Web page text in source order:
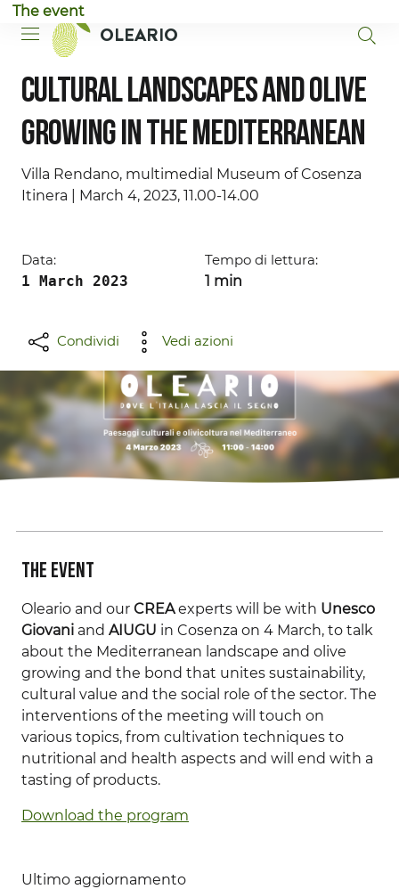
Vai al contenuto principale
Vai al piè di pagina
OLEARIO
Cultural landscapes and olive
growing in the Mediterranean
Villa Rendano, multimedial Museum of Cosenza
Itinera | March 4, 2023, 11.00-14.00
Data:
1 March 2023
Tempo di lettura:
1 min
Condividi Vedi azioni
The event
Oleario and our CREAexperts will be with Unesco
Giovani and AIUGU in Cosenza on 4 March, to talk
about the Mediterranean landscape and olive
growing and the bond that unites sustainability,
cultural value and the social role of the sector. The
interventions of the meeting will touch on
various topics, from cultivation techniques to
nutritional and health aspects and will end with a
tasting of products.
Download the program
Ultimo aggiornamento
The event